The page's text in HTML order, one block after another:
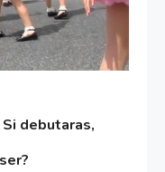
debutaras,